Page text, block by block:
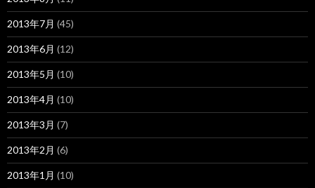
2013年7月 (45)
2013年6月 (12)
2013年5月 (10)
2013年4月 (10)
2013年3月 (7)
2013年2月 (6)
2013年1月 (10)